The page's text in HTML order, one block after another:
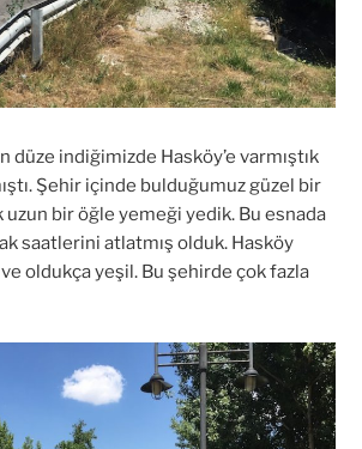
düze indiğimizde Hasköy’e varmıştık
Şehir içinde bulduğumuz güzel bir
bir öğle yemeği yedik. Bu esnada
saatlerini atlatmış olduk. Hasköy
oldukça yeşil. Bu şehirde çok fazla